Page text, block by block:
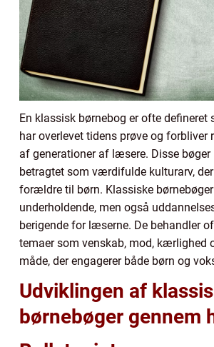
En klassisk børnebog er ofte defineret
har overlevet tidens prøve og forbliver
af generationer af læsere. Disse bøger
betragtet som værdifulde kulturarv,
forældre til børn. Klassiske
underholdende, men også
berigende for læserne. De behandler
temaer som venskab, mod, kærlighed
måde, der engagerer både børn og
Udviklingen af
børnebøger gennem